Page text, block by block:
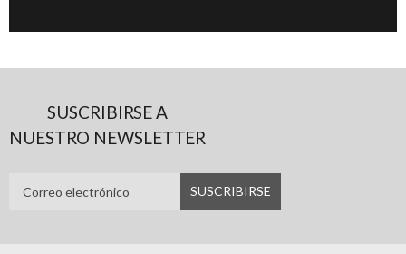
SUSCRIBIRSE A
NUESTRO NEWSLETTER